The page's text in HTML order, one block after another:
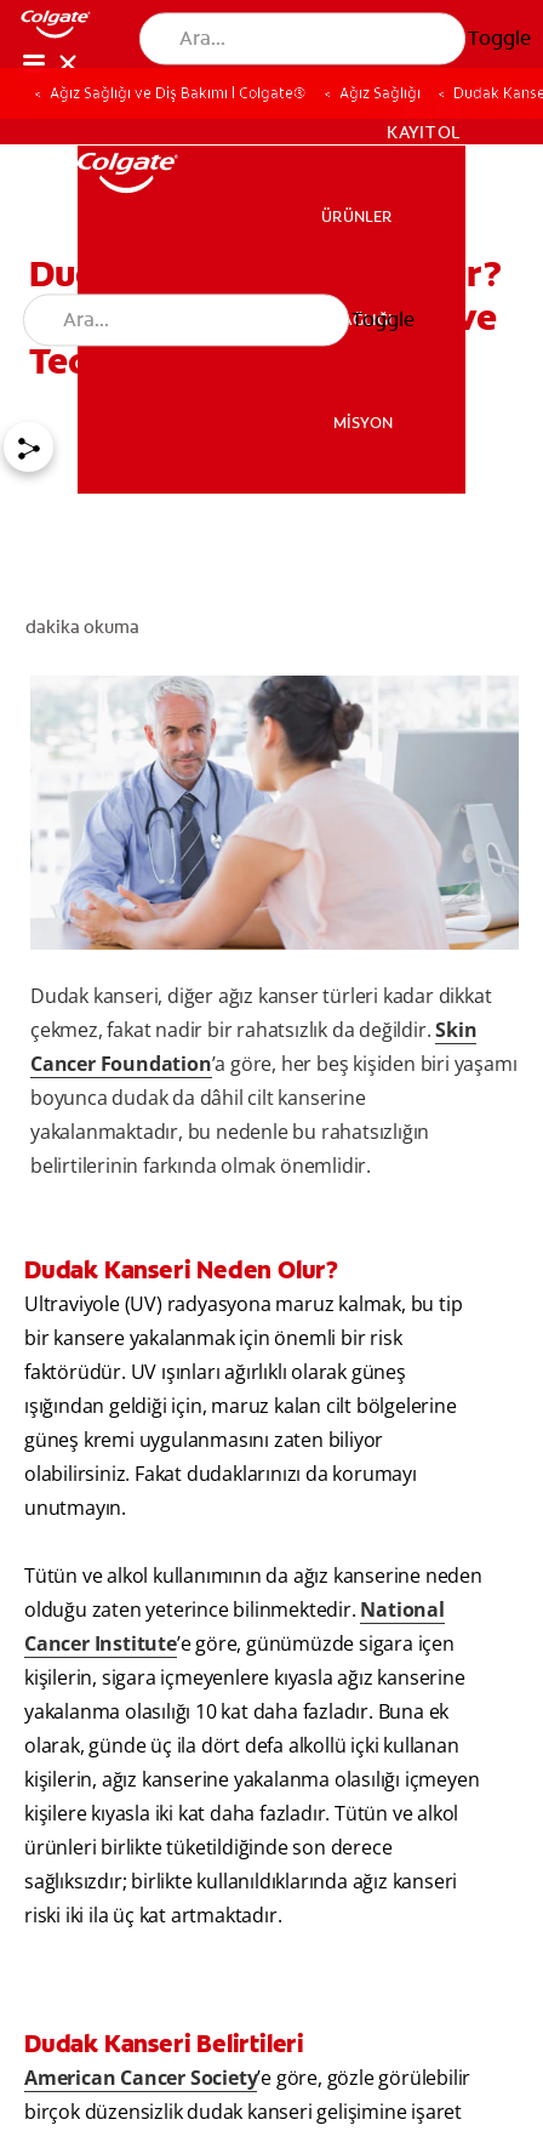
Toggle
MİSYON
KAYIT OL
KAYIT OL
ÜRÜNLER
AĞIZ SAĞLIĞI
MİSYON
Toggle
Ağız Sağlığı ve Diş Bakımı | Colgate® Ağız Sağlığı Dudak
Dudak Kanseri Neden Olur?
Dudak Kanseri Belirtileri ve
Tedavi Yolları Nelerdir?
dakika okuma
Dudak kanseri, diğer ağız kanser türleri kadar dikkat
çekmez, fakat nadir bir rahatsızlık da değildir.Skin
Cancer Foundation’a göre, her beş kişiden biri yaşamı
boyunca dudak da dâhil cilt kanserine
yakalanmaktadır, bu nedenle bu rahatsızlığın
belirtilerinin farkında olmak önemlidir.
Dudak Kanseri Neden Olur?
Ultraviyole (UV) radyasyona maruz kalmak, bu tip
bir kansere yakalanmak için önemli bir risk
faktörüdür. UV ışınları ağırlıklı olarak güneş
ışığından geldiği için, maruz kalan cilt bölgelerine
güneş kremi uygulanmasını zaten biliyor
olabilirsiniz. Fakat dudaklarınızı da korumayı
unutmayın.
Tütün ve alkol kullanımının da ağız kanserine neden
olduğu zaten yeterince bilinmektedir. National
Cancer Institute’e göre, günümüzde sigara içen
kişilerin, sigara içmeyenlere kıyasla ağız kanserine
yakalanma olasılığı 10 kat daha fazladır. Buna ek
olarak, günde üç ila dört defa alkollü içki kullanan
kişilerin, ağız kanserine yakalanma olasılığı içmeyen
kişilere kıyasla iki kat daha fazladır. Tütün ve alkol
ürünleri birlikte tüketildiğinde son derece
sağlıksızdır; birlikte kullanıldıklarında ağız kanseri
riski iki ila üç kat artmaktadır.
Dudak Kanseri Belirtileri
American Cancer Society’e göre, gözle görülebilir
birçok düzensizlik dudak kanseri gelişimine işaret